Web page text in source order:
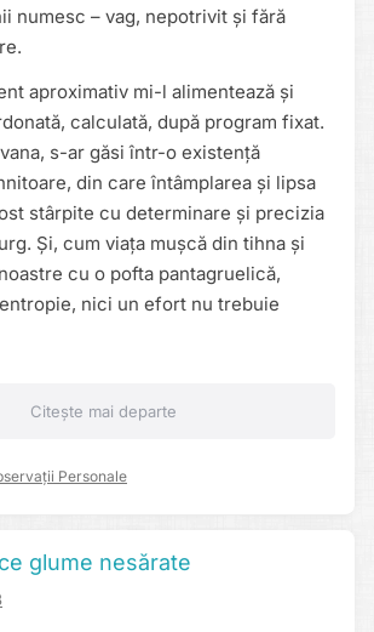
numesc – vag, nepotrivit și fără
aproximativ mi-l alimentează și
calculată, după program fixat.
s-ar găsi într-o existență
din care întâmplarea și lipsa
stârpite cu determinare și precizia
Și, cum viața mușcă din tihna și
cu o pofta pantagruelică,
nici un efort nu trebuie
Citește mai departe
Personale
glume nesărate